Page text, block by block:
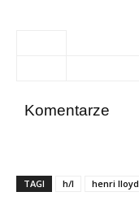
Komentarze
TAGI h/l henri lloyd